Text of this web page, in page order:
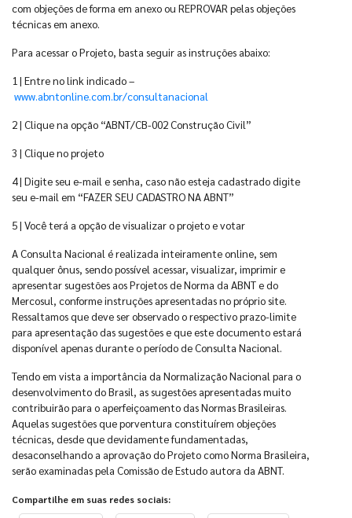
com objeções de forma em anexo ou REPROVAR pelas objeções
técnicas em anexo.
Para acessar o Projeto, basta seguir as instruções abaixo:
1 | Entre no link indicado –
www.abntonline.com.br/consultanacional
2 | Clique na opção “ABNT/CB-002 Construção Civil”
3 | Clique no projeto
4 | Digite seu e-mail e senha, caso não esteja cadastrado digite
seu e-mail em “FAZER SEU CADASTRO NA ABNT”
5 | Você terá a opção de visualizar o projeto e votar
A Consulta Nacional é realizada inteiramente online, sem
qualquer ônus, sendo possível acessar, visualizar, imprimir e
apresentar sugestões aos Projetos de Norma da ABNT e do
Mercosul, conforme instruções apresentadas no próprio site.
Ressaltamos que deve ser observado o respectivo prazo-limite
para apresentação das sugestões e que este documento estará
disponível apenas durante o período de Consulta Nacional.
Tendo em vista a importância da Normalização Nacional para o
desenvolvimento do Brasil, as sugestões apresentadas muito
contribuirão para o aperfeiçoamento das Normas Brasileiras.
Aquelas sugestões que porventura constituírem objeções
técnicas, desde que devidamente fundamentadas,
desaconselhando a aprovação do Projeto como Norma Brasileira,
serão examinadas pela Comissão de Estudo autora da ABNT.
Compartilhe em suas redes sociais: